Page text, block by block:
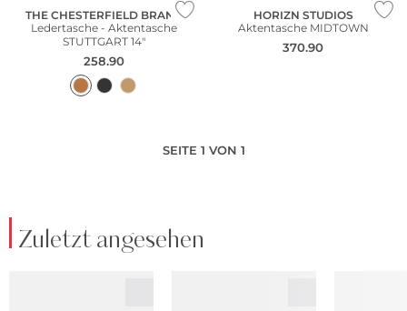
THE CHESTERFIELD BRAND
Ledertasche - Aktentasche
STUTTGART 14"
258.90
HORIZN STUDIOS
Aktentasche MIDTOWN
370.90
SEITE 1 VON 1
Zuletzt angesehen